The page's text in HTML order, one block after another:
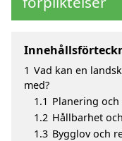
1 Vad kan en
med?
1.1 Planering och
1.2 Hållbarhet
1.3 Bygglov och